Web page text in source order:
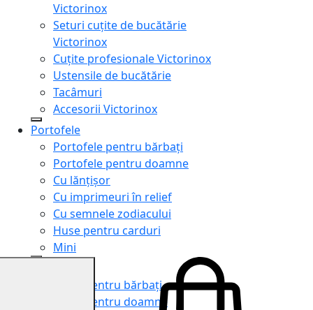
Victorinox
Seturi cuțite de bucătărie
Victorinox
Cuțite profesionale Victorinox
Ustensile de bucătărie
Tacâmuri
Accesorii Victorinox
Portofele
Portofele pentru bărbați
Portofele pentru doamne
Cu lănțișor
Cu imprimeuri în relief
Cu semnele zodiacului
Huse pentru carduri
Mini
Genți pentru bărbați
Genți pentru doamne